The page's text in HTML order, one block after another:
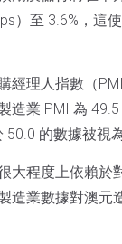
）至 3.6%，這
經理人指數（
造業 PMI 為
的數據被視
大程度上依賴於
造業數據對澳元